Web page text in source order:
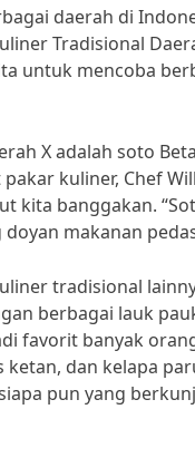
daerah di
Tradisional
untuk mencoba
X adalah soto
kuliner, Chef
kita banggakan.
makanan
tradisional
berbagai lauk
favorit banyak
dan kelapa
pun yang